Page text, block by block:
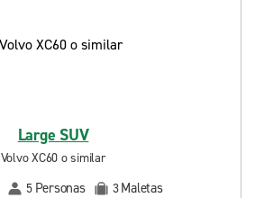
Large SUV
Volvo XC60 o similar
5 Personas 3Maletas